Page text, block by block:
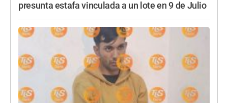
presunta estafa vinculada a un lote en 9 de Julio